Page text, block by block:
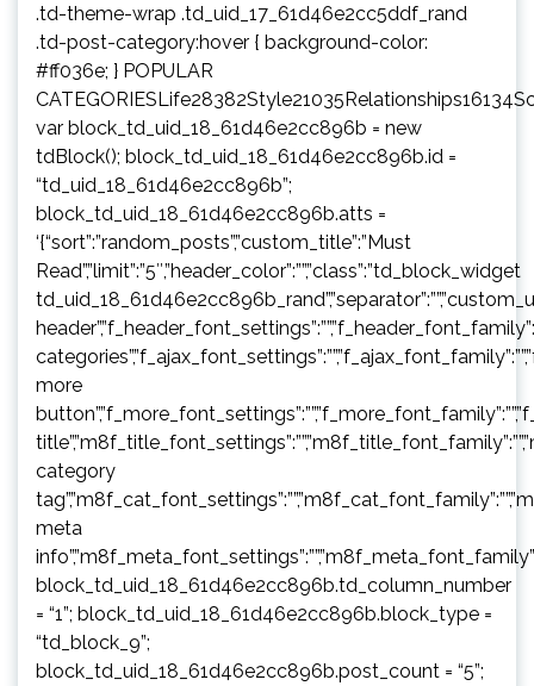
.td-theme-wrap .td_uid_17_61d46e2cc5ddf_rand
.td-post-category:hover { background-color:
#ff036e; } POPULAR
var block_td_uid_18_61d46e2cc896b = new
tdBlock(); block_td_uid_18_61d46e2cc896b.id =
“td_uid_18_61d46e2cc896b”;
block_td_uid_18_61d46e2cc896b.atts =
‘{“sort”:”random_posts”,”custom_title”:”Must
Read”,”limit”:”5″,”header_color”:””,”class”:”td_block_widget
more
category
meta
block_td_uid_18_61d46e2cc896b.td_column_number
= “1”; block_td_uid_18_61d46e2cc896b.block_type =
“td_block_9”;
block_td_uid_18_61d46e2cc896b.post_count = “5”;